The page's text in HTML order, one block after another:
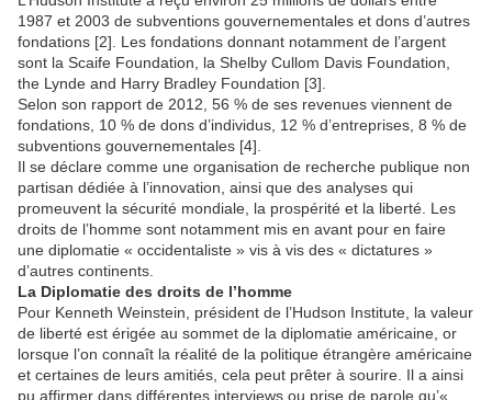
1987 et 2003 de subventions gouvernementales et dons d’autres
fondations [2]. Les fondations donnant notamment de l’argent
sont la Scaife Foundation, la Shelby Cullom Davis Foundation,
the Lynde and Harry Bradley Foundation [3].
Selon son rapport de 2012, 56 % de ses revenues viennent de
fondations, 10 % de dons d’individus, 12 % d’entreprises, 8 % de
subventions gouvernementales [4].
Il se déclare comme une organisation de recherche publique non
partisan dédiée à l’innovation, ainsi que des analyses qui
promeuvent la sécurité mondiale, la prospérité et la liberté. Les
droits de l’homme sont notamment mis en avant pour en faire
une diplomatie « occidentaliste » vis à vis des « dictatures »
d’autres continents.
La Diplomatie des droits de l’homme
Pour Kenneth Weinstein, président de l’Hudson Institute, la valeur
de liberté est érigée au sommet de la diplomatie américaine, or
lorsque l’on connaît la réalité de la politique étrangère américaine
et certaines de leurs amitiés, cela peut prêter à sourire. Il a ainsi
pu affirmer dans différentes interviews ou prise de parole qu’«